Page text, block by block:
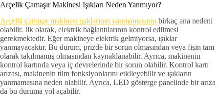
Arçelik Çamaşır Makinesi Işıkları Neden Yanmıyor?
Arçelik çamaşır makinesi ışıklarının yanmamasının birkaç ana nedeni
olabilir. İlk olarak, elektrik bağlantılarının kontrol edilmesi
gerekmektedir. Eğer makineye elektrik gelmiyorsa, ışıklar
yanmayacaktır. Bu durum, prizde bir sorun olmasından veya fişin tam
olarak takılmamış olmasından kaynaklanabilir. Ayrıca, makinenin
kontrol kartında veya iç devrelerinde bir sorun olabilir. Kontrol kartı
arızası, makinenin tüm fonksiyonlarını etkileyebilir ve ışıkların
yanmamasına neden olabilir. Ayrıca, LED gösterge panelinde bir arıza
da bu duruma yol açabilir.